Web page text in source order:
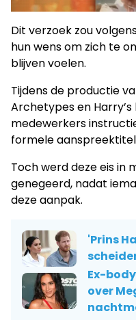
Dit verzoek zou
hun wens om zich te
blijven voelen.
Tijdens de productie
Archetypes en
medewerkers
formele
Toch werd deze eis in
genegeerd, nadat
deze aanpak.
'Prins
Ex-
over